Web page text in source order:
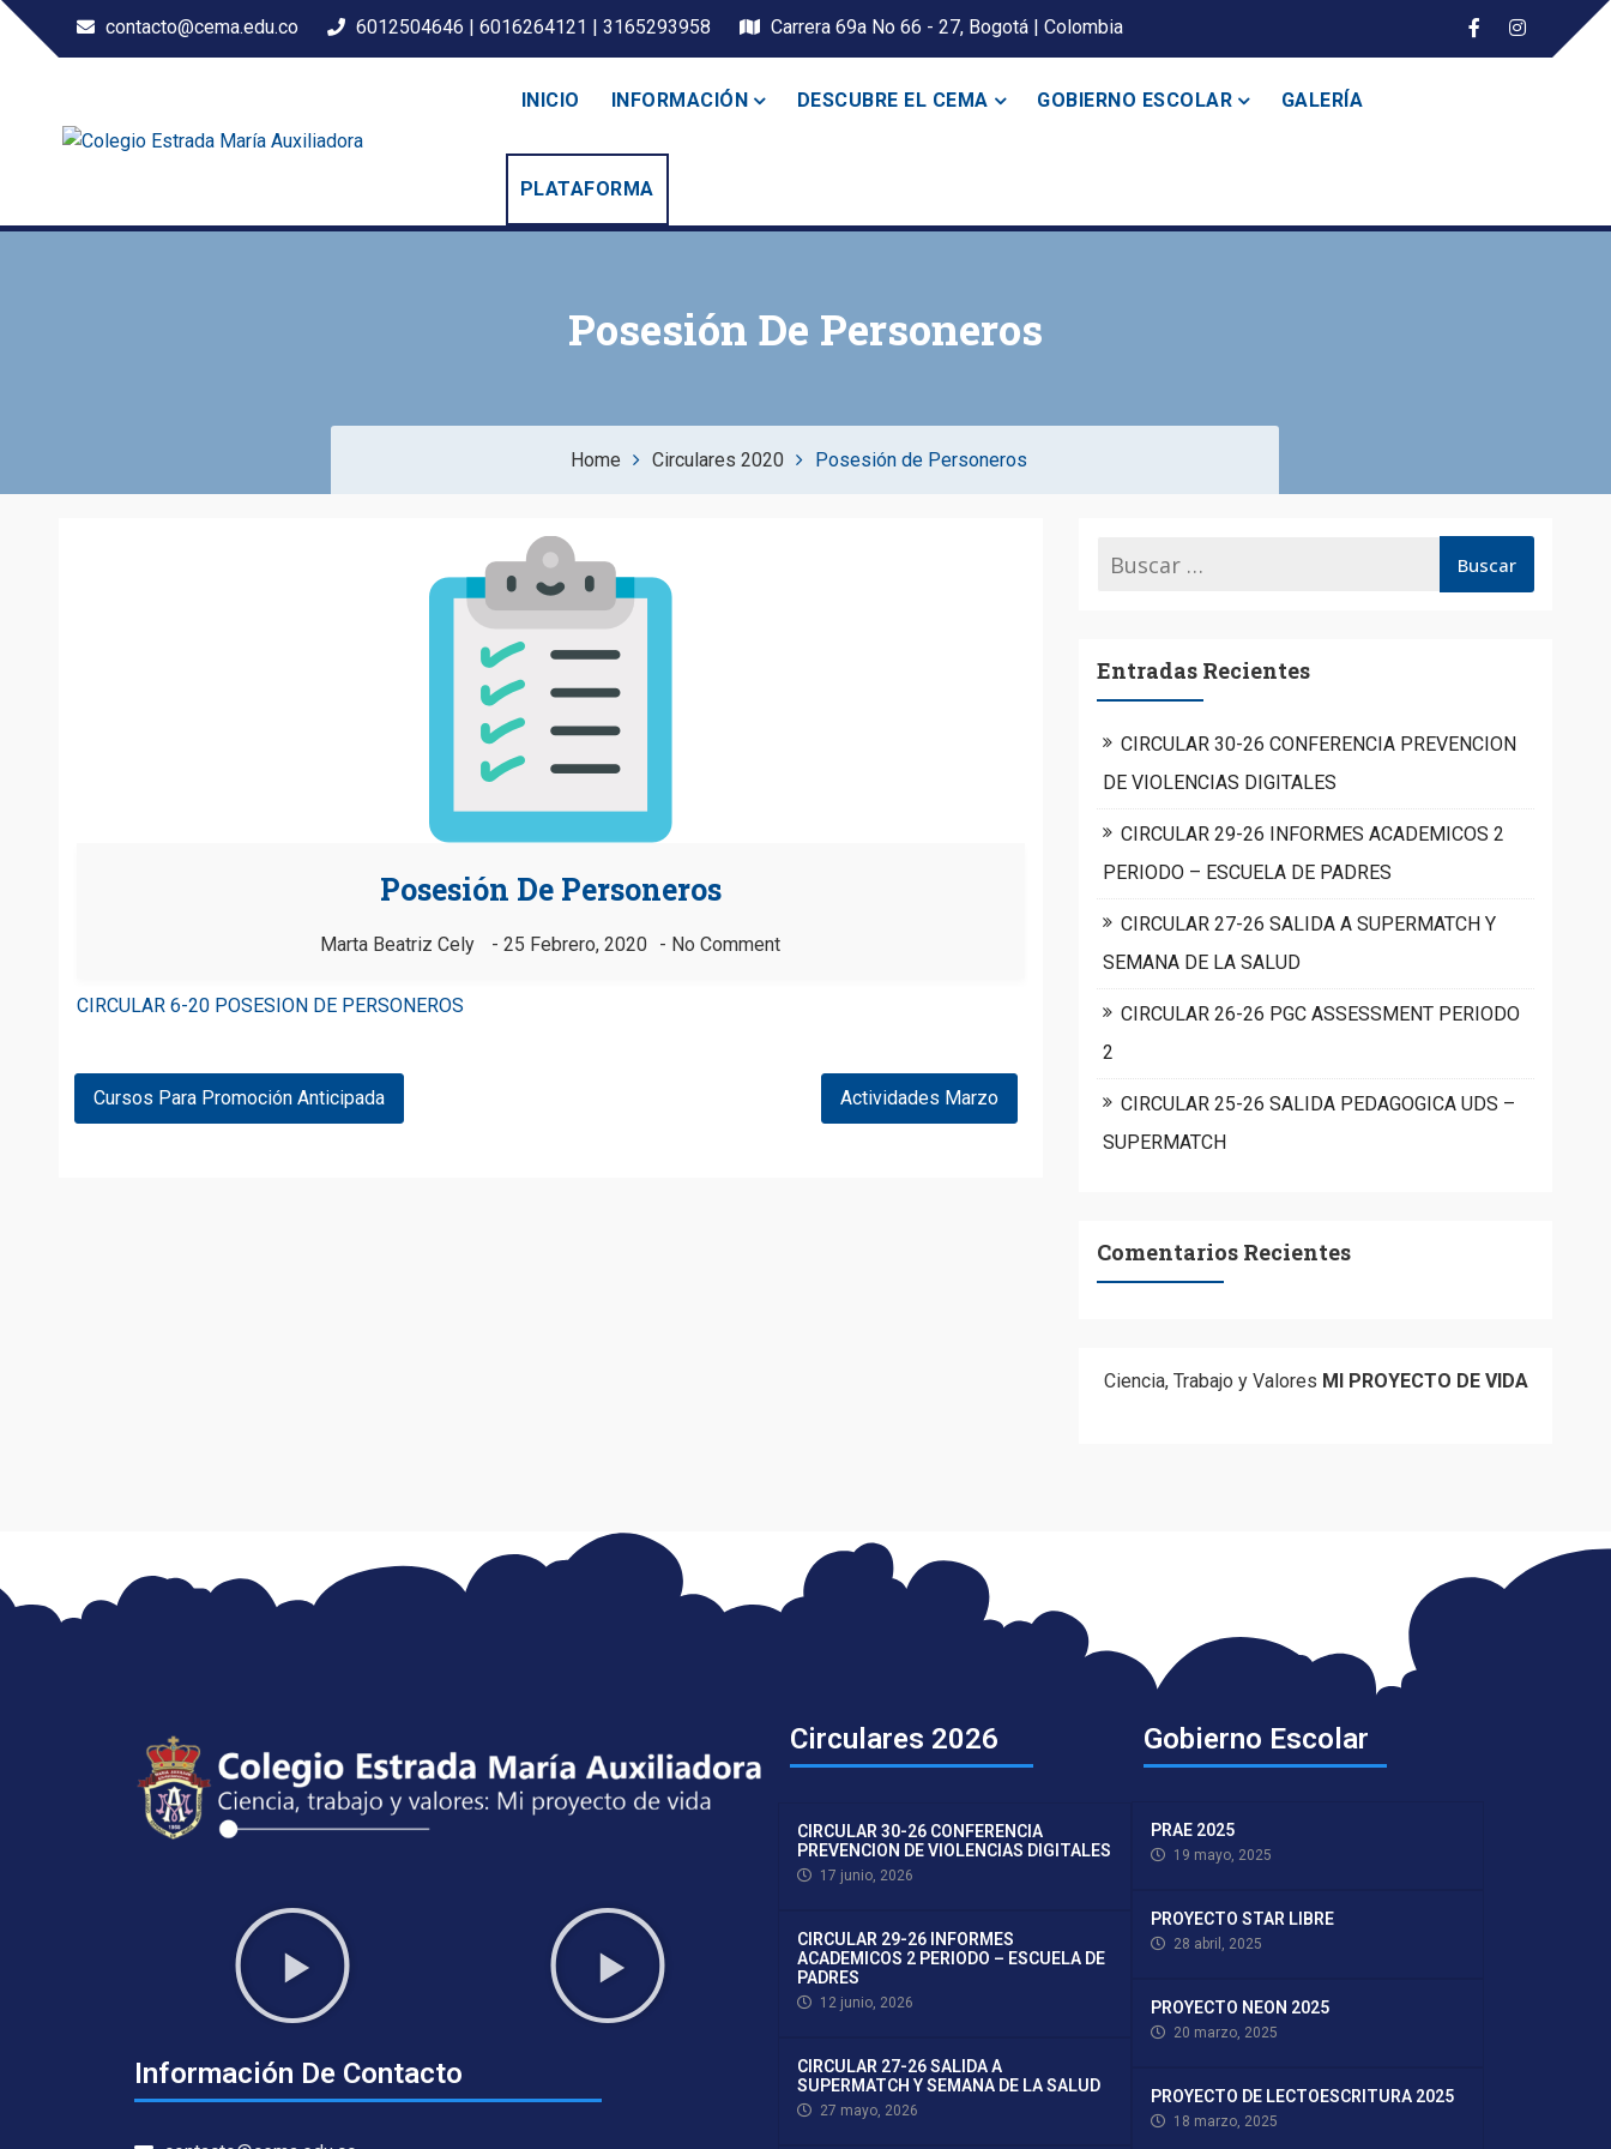
contacto@cema.edu.co 6012504646 | 6016264121 | 3165293958 Carrera 69a No 66 - 27, Bogotá | Colombia
Colegio Estrada María Auxiliadora
INICIO INFORMACIÓN DESCUBRE EL CEMA GOBIERNO ESCOLAR GALERÍA
PLATAFORMA
Posesión De Personeros
Home Circulares 2020 Posesión de Personeros
Posesión De Personeros
Marta Beatriz Cely 25 Febrero, 2020 No Comment
CIRCULAR 6-20 POSESION DE PERSONEROS
Cursos Para Promoción Anticipada Actividades Marzo
Entradas Recientes
CIRCULAR 30-26 CONFERENCIA PREVENCION
DE VIOLENCIAS DIGITALES
CIRCULAR 29-26 INFORMES ACADEMICOS 2
PERIODO – ESCUELA DE PADRES
CIRCULAR 27-26 SALIDA A SUPERMATCH Y
SEMANA DE LA SALUD
CIRCULAR 26-26 PGC ASSESSMENT PERIODO
2
CIRCULAR 25-26 SALIDA PEDAGOGICA UDS –
SUPERMATCH
Comentarios Recientes
Ciencia, Trabajo y Valores MI PROYECTO DE VIDA
Información De Contacto
Circulares 2026
CIRCULAR 30-26 CONFERENCIA
PREVENCION DE VIOLENCIAS DIGITALES
17 junio, 2026
CIRCULAR 29-26 INFORMES
ACADEMICOS 2 PERIODO – ESCUELA DE
PADRES
12 junio, 2026
CIRCULAR 27-26 SALIDA A
SUPERMATCH Y SEMANA DE LA SALUD
27 mayo, 2026
Gobierno Escolar
PRAE 2025
19 mayo, 2025
PROYECTO STAR LIBRE
28 abril, 2025
PROYECTO NEON 2025
20 marzo, 2025
PROYECTO DE LECTOESCRITURA 2025
18 marzo, 2025